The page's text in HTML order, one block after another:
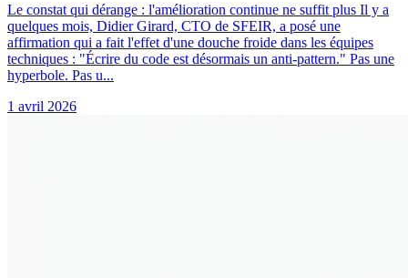
Le constat qui dérange : l'amélioration continue ne suffit plus Il y a
quelques mois, Didier Girard, CTO de SFEIR, a posé une
affirmation qui a fait l'effet d'une douche froide dans les équipes
techniques : "Écrire du code est désormais un anti-pattern." Pas une
hyperbole. Pas u...
1 avril 2026